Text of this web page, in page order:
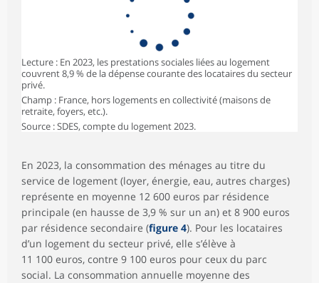
Lecture : En 2023, les prestations sociales liées au logement
couvrent 8,9 % de la dépense courante des locataires du secteur
privé.
Champ : France, hors logements en collectivité (maisons de
retraite, foyers, etc.).
Source : SDES, compte du logement 2023.
En 2023, la consommation des ménages au titre du
service de logement (loyer, énergie, eau, autres charges)
représente en moyenne 12 600 euros par résidence
principale (en hausse de 3,9 % sur un an) et 8 900 euros
par résidence secondaire (figure 4). Pour les locataires
d’un logement du secteur privé, elle s’élève à
11 100 euros, contre 9 100 euros pour ceux du parc
social. La consommation annuelle moyenne des